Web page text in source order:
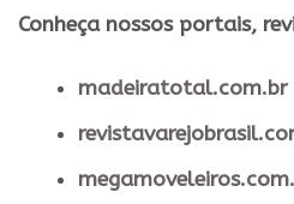
​Conheça nossos ​portais,
madeiratotal.com.br